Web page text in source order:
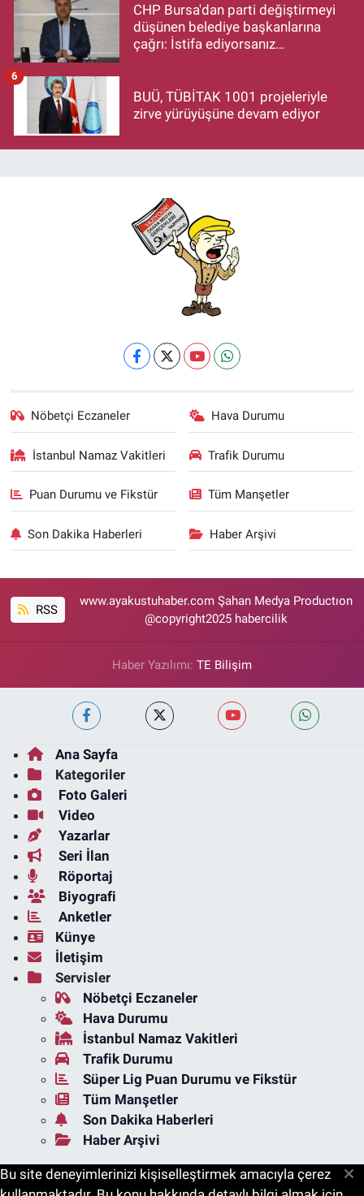
CHP Bursa'dan parti değiştirmeyi
düşünen belediye başkanlarına
çağrı: İstifa ediyorsanız
BUÜ, TÜBİTAK 1001 projeleriyle
zirve yürüyüşüne devam ediyor
6
Nöbetçi Eczaneler Hava Durumu
İstanbul Namaz Vakitleri Trafik Durumu
Puan Durumu ve Fikstür Tüm Manşetler
Son Dakika Haberleri Haber Arşivi
RSS
www.ayakustuhaber.com Şahan Medya Productıon
@copyright2025 habercilik
Haber Yazılımı: TE Bilişim
Ana Sayfa
Kategoriler
Foto Galeri
Video
Yazarlar
Seri İlan
Röportaj
Biyografi
Anketler
Künye
İletişim
Servisler
Nöbetçi Eczaneler
Hava Durumu
İstanbul Namaz Vakitleri
Trafik Durumu
Süper Lig Puan Durumu ve Fikstür
Tüm Manşetler
Son Dakika Haberleri
Haber Arşivi
Bu site deneyimlerinizi kişiselleştirmek amacıyla çerez